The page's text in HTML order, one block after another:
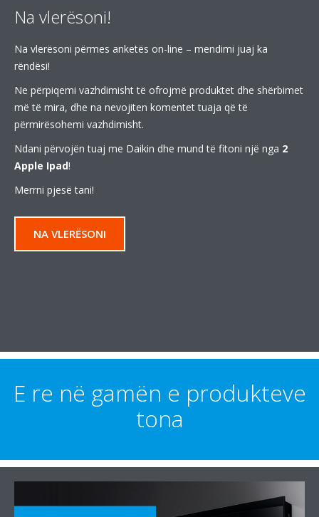
Na vlerësoni!
Na vlerësoni përmes anketës on-line – mendimi juaj ka
rëndësi!
Ne përpiqemi vazhdimisht të ofrojmë produktet dhe shërbimet
më të mira, dhe na nevojiten komentet tuaja që të
përmirësohemi vazhdimisht.
Ndani përvojën tuaj me Daikin dhe mund të fitoni një nga 2
Apple Ipad!
Merrni pjesë tani!
NA VLERËSONI
E re në gamën e produkteve
tona